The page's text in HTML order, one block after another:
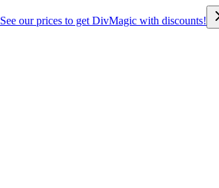
See our prices to get DivMagic with discounts!